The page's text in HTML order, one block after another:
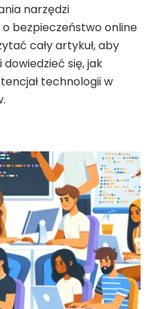
narzędzi
bezpieczeństwo online
cały artykuł, aby
się, jak
technologii w